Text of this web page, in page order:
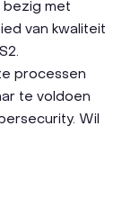
bezig met
van kwaliteit
processen
te voldoen
Wil